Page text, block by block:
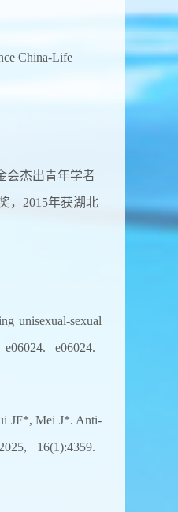
China-Life
会杰出青年学者
，2015年获湖北
unisexual-sexual
e06024.
JF*, Mei J*. Anti-
16(1):4359.